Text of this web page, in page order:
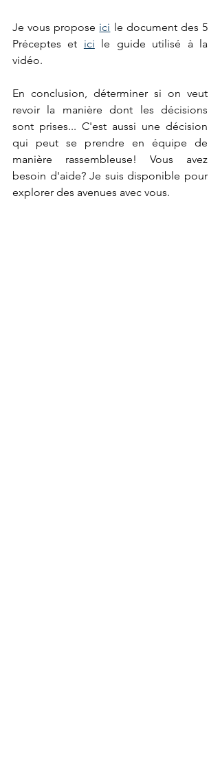
Je vous propose ici le document des 5
Préceptes et ici le guide utilisé à la
vidéo.
En conclusion, déterminer si on veut
revoir la manière dont les décisions
sont prises... C'est aussi une décision
qui peut se prendre en équipe de
manière rassembleuse! Vous avez
besoin d'aide? Je suis disponible pour
explorer des avenues avec vous.